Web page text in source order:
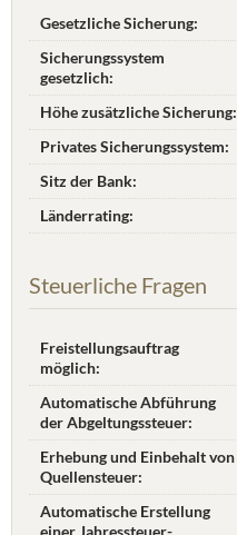
Gesetzliche Sicherung:
Sicherungssystem
gesetzlich:
Höhe zusätzliche Sicherung:
Privates Sicherungssystem:
Sitz der Bank:
Länderrating:
Steuerliche Fragen
Freistellungsauftrag
möglich:
Automatische Abführung
der Abgeltungssteuer:
Erhebung und Einbehalt von
Quellensteuer:
Automatische Erstellung